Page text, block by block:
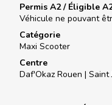
Permis A2 / Éligible
Véhicule ne pouvant
Catégorie
Maxi Scooter
Centre
Daf'Okaz Rouen | Saint